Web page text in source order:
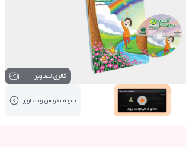
گالری تصاویر 1
نمونه تدریس‌ و تصاویر